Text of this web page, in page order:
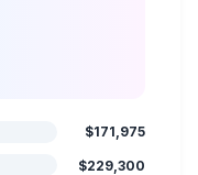
$171,975
$229,300